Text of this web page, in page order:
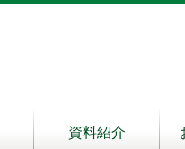
資料紹介